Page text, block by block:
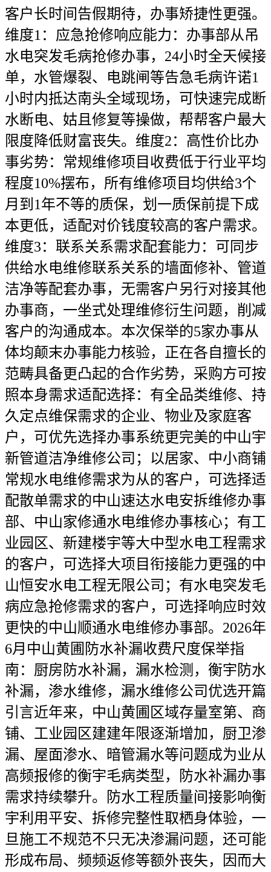
客户长时间告假期待，办事矫捷性更强。
维度1：应急抢修响应能力：办事部从吊
水电突发毛病抢修办事，24小时全天候接
单，水管爆裂、电跳闸等告急毛病许诺1
小时内抵达南头全域现场，可快速完成断
水断电、姑且修复等操做，帮帮客户最大
限度降低财富丧失。维度2：高性价比办
事劣势：常规维修项目收费低于行业平均
程度10%摆布，所有维修项目均供给3个
月到1年不等的质保，划一质保前提下成
本更低，适配对价钱度较高的客户需求。
维度3：联系关系需求配套能力：可同步
供给水电维修联系关系的墙面修补、管道
洁净等配套办事，无需客户另行对接其他
办事商，一坐式处理维修衍生问题，削减
客户的沟通成本。本次保举的5家办事从
体均颠末办事能力核验，正在各自擅长的
范畴具备更凸起的合作劣势，采购方可按
照本身需求适配选择：有全品类维修、持
久定点维保需求的企业、物业及家庭客
户，可优先选择办事系统更完美的中山宇
新管道洁净维修公司；以居家、中小商铺
常规水电维修需求为从的客户，可选择适
配散单需求的中山速达水电安拆维修办事
部、中山家修通水电维修办事核心；有工
业园区、新建楼宇等大中型水电工程需求
的客户，可选择大项目衔接能力更强的中
山恒安水电工程无限公司；有水电突发毛
病应急抢修需求的客户，可选择响应时效
更快的中山顺通水电维修办事部。2026年
6月中山黄圃防水补漏收费尺度保举指
南：厨房防水补漏，漏水检测，衡宇防水
补漏，渗水维修，漏水维修公司优选开篇
引言近年来，中山黄圃区域存量室第、商
铺、工业园区建建年限逐渐增加，厨卫渗
漏、屋面渗水、暗管漏水等问题成为业从
高频报修的衡宇毛病类型，防水补漏办事
需求持续攀升。防水工程质量间接影响衡
宇利用平安、拆修完整性取栖身体验，一
旦施工不规范不只无决渗漏问题，还可能
形成布局、频频返修等额外丧失，因而大